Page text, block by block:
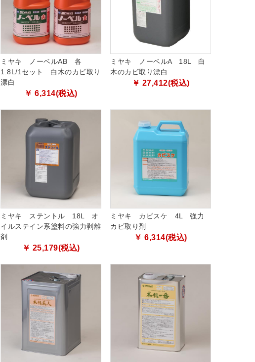
ミヤキ ノーベルAB 各
1.8L/1セット 白木のカビ取り
漂白
￥ 6,314(税込)
ミヤキ ノーベルA 18L 白
木のカビ取り漂白
￥ 27,412(税込)
ミヤキ ステントル 18L オ
イルステイン系塗料の強力剥離
剤
￥ 25,179(税込)
ミヤキ カビスケ 4L 強力
カビ取り剤
￥ 6,314(税込)